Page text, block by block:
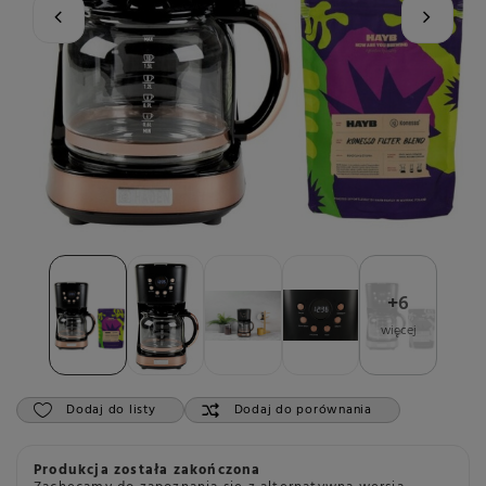
+6
więcej
Dodaj do listy Dodaj do porównania
Produkcja została zakończona